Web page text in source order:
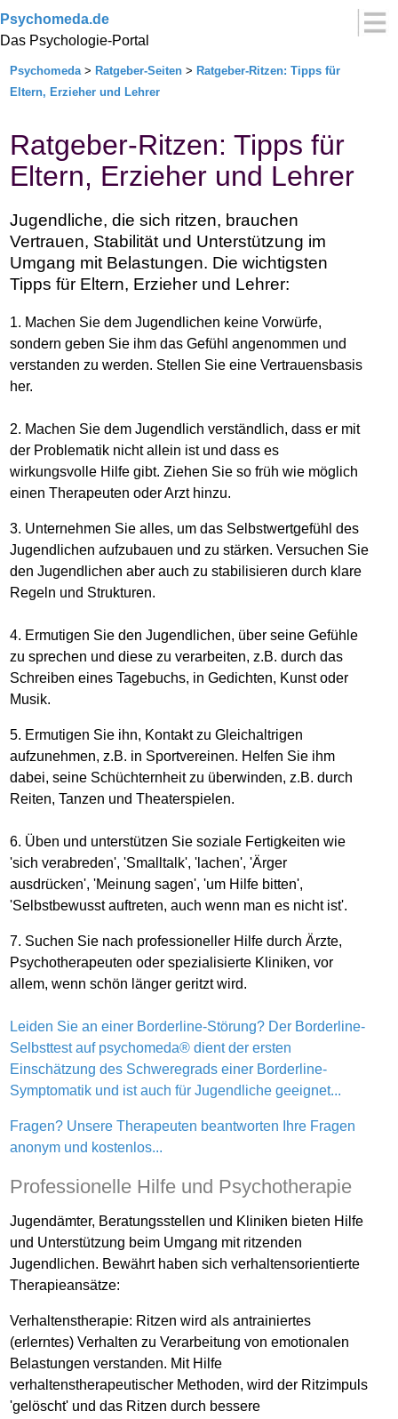
Psychomeda.de
Das Psychologie-Portal
Psychomeda> Ratgeber-Seiten > Ratgeber-Ritzen: Tipps für
Eltern, Erzieher und Lehrer
Ratgeber-Ritzen: Tipps für
Eltern, Erzieher und Lehrer
Jugendliche, die sich ritzen, brauchen
Vertrauen, Stabilität und Unterstützung im
Umgang mit Belastungen. Die wichtigsten
Tipps für Eltern, Erzieher und Lehrer:
1. Machen Sie dem Jugendlichen keine Vorwürfe,
sondern geben Sie ihm das Gefühl angenommen und
verstanden zu werden. Stellen Sie eine Vertrauensbasis
her.
2. Machen Sie dem Jugendlich verständlich, dass er mit
der Problematik nicht allein ist und dass es
wirkungsvolle Hilfe gibt. Ziehen Sie so früh wie möglich
einen Therapeuten oder Arzt hinzu.
3. Unternehmen Sie alles, um das Selbstwertgefühl des
Jugendlichen aufzubauen und zu stärken. Versuchen Sie
den Jugendlichen aber auch zu stabilisieren durch klare
Regeln und Strukturen.
4. Ermutigen Sie den Jugendlichen, über seine Gefühle
zu sprechen und diese zu verarbeiten, z.B. durch das
Schreiben eines Tagebuchs, in Gedichten, Kunst oder
Musik.
5. Ermutigen Sie ihn, Kontakt zu Gleichaltrigen
aufzunehmen, z.B. in Sportvereinen. Helfen Sie ihm
dabei, seine Schüchternheit zu überwinden, z.B. durch
Reiten, Tanzen und Theaterspielen.
6. Üben und unterstützen Sie soziale Fertigkeiten wie
'sich verabreden', 'Smalltalk', 'lachen', 'Ärger
ausdrücken', 'Meinung sagen', 'um Hilfe bitten',
'Selbstbewusst auftreten, auch wenn man es nicht ist'.
7. Suchen Sie nach professioneller Hilfe durch Ärzte,
Psychotherapeuten oder spezialisierte Kliniken, vor
allem, wenn schön länger geritzt wird.
Leiden Sie an einer Borderline-Störung? Der Borderline-
Selbsttest auf psychomeda® dient der ersten
Einschätzung des Schweregrads einer Borderline-
Symptomatik und ist auch für Jugendliche geeignet...
Fragen? Unsere Therapeuten beantworten Ihre Fragen
anonym und kostenlos...
Professionelle Hilfe und Psychotherapie
Jugendämter, Beratungsstellen und Kliniken bieten Hilfe
und Unterstützung beim Umgang mit ritzenden
Jugendlichen. Bewährt haben sich verhaltensorientierte
Therapieansätze:
Verhaltenstherapie: Ritzen wird als antrainiertes
(erlerntes) Verhalten zu Verarbeitung von emotionalen
Belastungen verstanden. Mit Hilfe
verhaltenstherapeutischer Methoden, wird der Ritzimpuls
'gelöscht' und das Ritzen durch bessere